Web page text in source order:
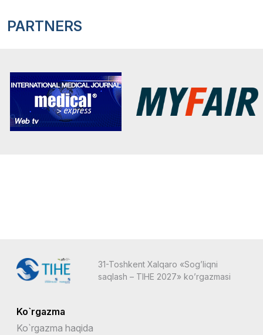
PARTNERS
31-Toshkent Xalqaro «Sog’liqni
saqlash – TIHE 2027» ko’rgazmasi
Ko`rgazma
Ko`rgazma haqida